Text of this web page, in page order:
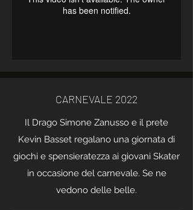
CARNEVALE 2022
Il Drago Simone Zanusso e il prete
Kevin Basset regalano una giornata di
giochi e spensieratezza ai giovani Skater
in occasione del carnevale. Se ne
vedono delle belle.